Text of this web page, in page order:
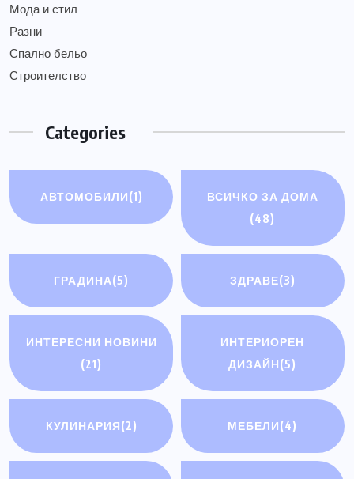
Мода и стил
Разни
Спално бельо
Строителство
Categories
АВТОМОБИЛИ(1)
ВСИЧКО ЗА ДОМА
(48)
ГРАДИНА(5) ЗДРАВЕ(3)
ИНТЕРЕСНИ НОВИНИ
(21)
ИНТЕРИОРЕН
ДИЗАЙН(5)
КУЛИНАРИЯ(2) МЕБЕЛИ(4)